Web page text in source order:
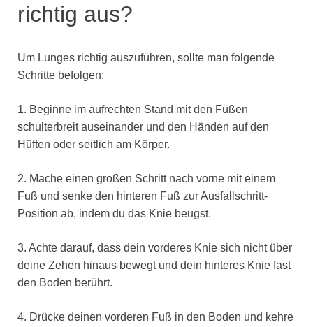
richtig aus?
Um Lunges richtig auszuführen, sollte man folgende
Schritte befolgen:
1. Beginne im aufrechten Stand mit den Füßen
schulterbreit auseinander und den Händen auf den
Hüften oder seitlich am Körper.
2. Mache einen großen Schritt nach vorne mit einem
Fuß und senke den hinteren Fuß zur Ausfallschritt-
Position ab, indem du das Knie beugst.
3. Achte darauf, dass dein vorderes Knie sich nicht über
deine Zehen hinaus bewegt und dein hinteres Knie fast
den Boden berührt.
4. Drücke deinen vorderen Fuß in den Boden und kehre